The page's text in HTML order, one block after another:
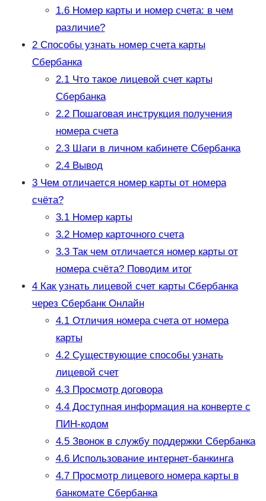
1.6Номер карты и номер счета: в чем
различие?
2Способы узнать номер счета карты
Сбербанка
2.1Что такое лицевой счет карты
Сбербанка
2.2Пошаговая инструкция получения
номера счета
2.3Шаги в личном кабинете Сбербанка
2.4Вывод
3Чем отличается номер карты от номера
счёта?
3.1Номер карты
3.2Номер карточного счета
3.3Так чем отличается номер карты от
номера счёта? Поводим итог
4Как узнать лицевой счет карты Сбербанка
через Сбербанк Онлайн
4.1Отличия номера счета от номера
карты
4.2Существующие способы узнать
лицевой счет
4.3Просмотр договора
4.4Доступная информация на конверте с
ПИН-кодом
4.5Звонок в службу поддержки Сбербанка
4.6Использование интернет-банкинга
4.7Просмотр лицевого номера карты в
банкомате Сбербанка